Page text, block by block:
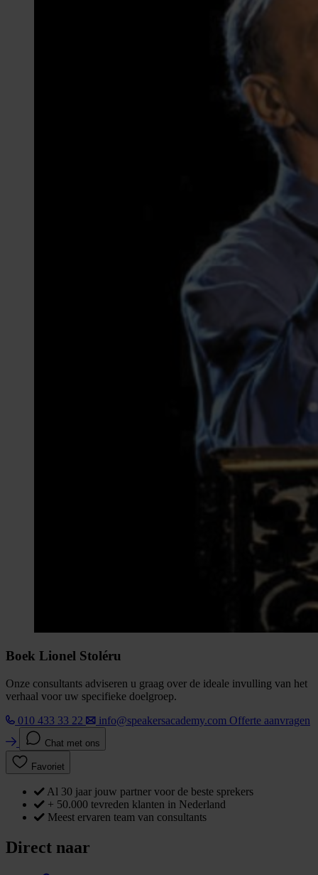
Boek Lionel Stoléru
Onze consultants adviseren u graag over de ideale invulling van het
verhaal voor uw specifieke doelgroep.
010 433 33 22
info@speakersacademy.com Offerte aanvragen
Chat met ons
Favoriet
Al 30 jaar jouw partner voor de beste sprekers
+ 50.000 tevreden klanten in Nederland
Meest ervaren team van consultants
Direct naar